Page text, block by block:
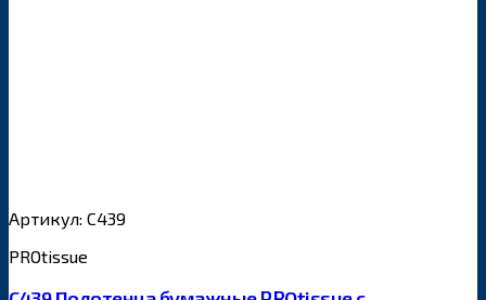
Артикул: С439
PROtissue